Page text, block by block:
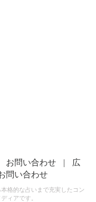
お問い合わせ |
広
問い合わせ
格的な占いまで充実したコン
ィアです。